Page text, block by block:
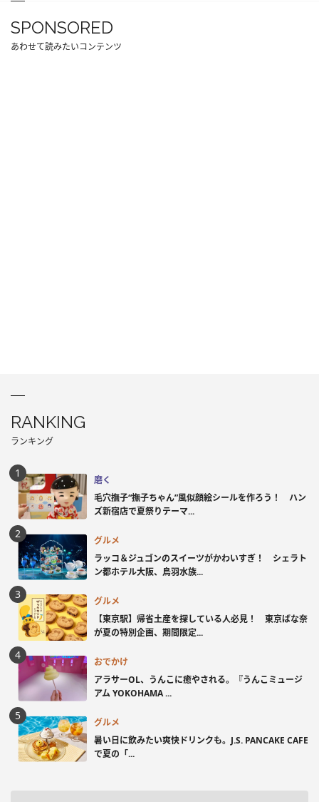
SPONSORED
あわせて読みたいコンテンツ
RANKING
ランキング
磨く
毛穴撫子“撫子ちゃん”風似顔絵シールを作ろう！ ハン
ズ新宿店で夏祭りテーマ...
グルメ
ラッコ＆ジュゴンのスイーツがかわいすぎ！ シェラト
ン都ホテル大阪、鳥羽水族...
グルメ
【東京駅】帰省土産を探している人必見！ 東京ばな奈
が夏の特別企画、期間限定...
おでかけ
アラサーOL、うんこに癒やされる。『うんこミュージ
アム YOKOHAMA ...
グルメ
暑い日に飲みたい爽快ドリンクも。J.S. PANCAKE CAFE
で夏の「...